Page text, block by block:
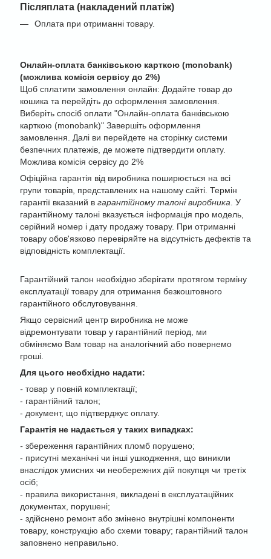
Післяплата (накладений платіж)
Оплата при отриманні товару.
Онлайн-оплата банківською карткою (monobank)
(можлива комісія сервісу до 2%)
Щоб сплатити замовлення онлайн: Додайте товар до
кошика та перейдіть до оформлення замовлення.
Виберіть спосіб оплати "Онлайн-оплата банківською
карткою (monobank)" Завершіть оформлення
замовлення. Далі ви перейдете на сторінку системи
безпечних платежів, де можете підтвердити оплату.
Можлива комісія сервісу до 2%
Офіційна гарантія від виробника поширюється на всі
групи товарів, представлених на нашому сайті. Термін
гарантії вказаний в гарантійному талоні виробника. У
гарантійному талоні вказується інформація про модель,
серійний номер і дату продажу товару. При отриманні
товару обов'язково перевіряйте на відсутність дефектів та
відповідність комплектації.
Гарантійний талон необхідно зберігати протягом терміну
експлуатації товару для отримання безкоштовного
гарантійного обслуговування.
Якщо сервісний центр виробника не може
відремонтувати товар у гарантійний період, ми
обміняємо Вам товар на аналогічний або повернемо
гроші.
Для цього необхідно надати:
- товар у повній комплектації;
- гарантійний талон;
- документ, що підтверджує оплату.
Гарантія не надається у таких випадках:
- збереження гарантійних пломб порушено;
- присутні механічні чи інші ушкодження, що виникли
внаслідок умисних чи необережних дій покупця чи третіх
осіб;
- правила використання, викладені в експлуатаційних
документах, порушені;
- здійснено ремонт або змінено внутрішні компоненти
товару, конструкцію або схеми товару; гарантійний талон
заповнено неправильно.